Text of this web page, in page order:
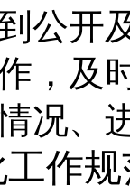
公开
，及
况、
工作